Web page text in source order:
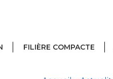
FILIÈRE COMPACTE